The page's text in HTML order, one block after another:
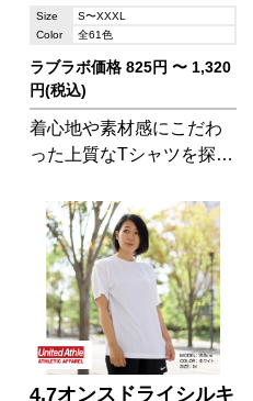
Size
S〜XXXL
Color
全61色
ラブラボ価格 825円 〜 1,320
円(税込)
着心地や素材感にこだわ
った上質なTシャツを探し
4.7オンスドライシルキ